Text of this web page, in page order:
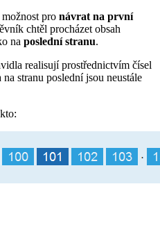
pro návrat na první
chtěl procházet obsah
na poslední stranu.
realisují prostřednictvím čísel
na stranu poslední jsou neustále